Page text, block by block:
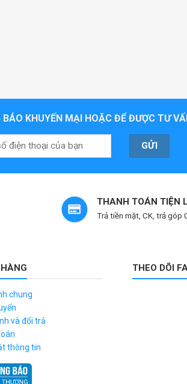
KHUYẾN MẠI HOẶC ĐỂ ĐƯỢC TƯ
THANH TOÁN TIỆN
Trả tiền mặt, CK, trả góp
chung
và đổi trả
thông tin
THEO DÕI